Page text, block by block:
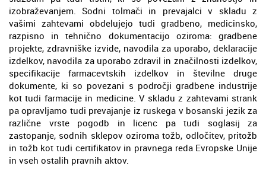
izobraževanjem. Sodni tolmači in prevajalci v skladu z
vašimi zahtevami obdelujejo tudi gradbeno, medicinsko,
razpisno in tehnično dokumentacijo oziroma: gradbene
projekte, zdravniške izvide, navodila za uporabo, deklaracije
izdelkov, navodila za uporabo zdravil in značilnosti izdelkov,
specifikacije farmacevtskih izdelkov in številne druge
dokumente, ki so povezani s področji gradbene industrije
kot tudi farmacije in medicine. V skladu z zahtevami strank
pa opravljamo tudi prevajanje iz ruskega v bosanski jezik za
različne vrste pogodb in licenc pa tudi soglasij za
zastopanje, sodnih sklepov oziroma tožb, odločitev, pritožb
in tožb kot tudi certifikatov in pravnega reda Evropske Unije
in vseh ostalih pravnih aktov.